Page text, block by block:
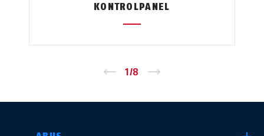
KONTROLPANEL
1/8